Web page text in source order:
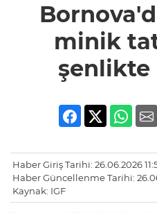
öncesi
buluştu!
minik
şenlikte
Haber Giriş Tarihi: 26.06.2026
Haber Güncellenme Tarihi:
Kaynak: IGF